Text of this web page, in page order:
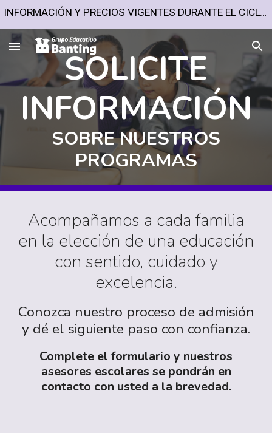
INFORMACIÓN Y PRECIOS VIGENTES DURANTE EL CICLO ESCOLAR 2026-2027
SOLICITE
INFORMACIÓN
SOBRE NUESTROS
PROGRAMAS
Acompañamos a cada familia
en la elección de una educación
con sentido, cuidado y
excelencia.
Conozca nuestro proceso de admisión
y dé el siguiente paso con confianza.
Complete el formulario y nuestros
asesores escolares se pondrán en
contacto con usted a la brevedad.